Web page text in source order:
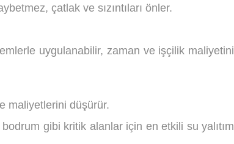
çatlak ve sızıntıları önler.
uygulanabilir, zaman ve işçilik maliyetini
maliyetlerini düşürür.
gibi kritik alanlar için en etkili su yalıtım